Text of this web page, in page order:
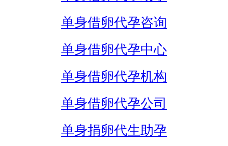
单身借卵代孕咨询
单身借卵代孕中心
单身借卵代孕机构
单身借卵代孕公司
单身捐卵代生助孕